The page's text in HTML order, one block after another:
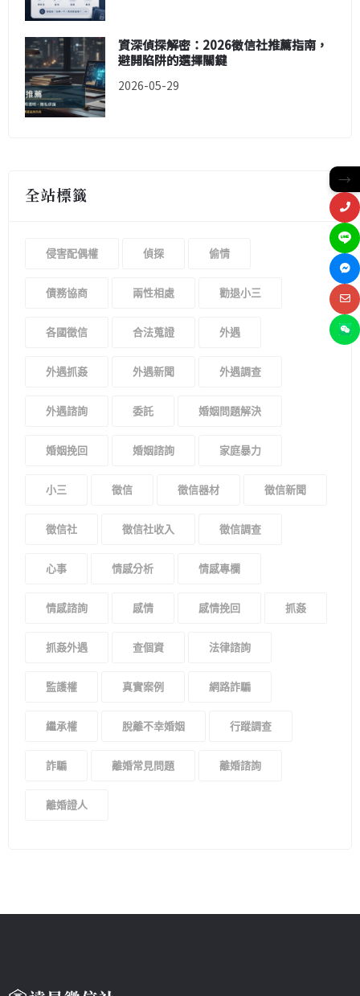
資深偵探解密：2026徵信社推薦指南，
避開陷阱的選擇關鍵
2026-05-29
全站標籤
侵害配偶權 偵探 偷情
債務協商 兩性相處 勸退小三
各國徵信 合法蒐證 外遇
外遇抓姦 外遇新聞 外遇調查
外遇諮詢 委託 婚姻問題解決
婚姻挽回 婚姻諮詢 家庭暴力
小三 徵信 徵信器材 徵信新聞
徵信社 徵信社收入 徵信調查
心事 情感分析 情感專欄
情感諮詢 感情 感情挽回 抓姦
抓姦外遇 查個資 法律諮詢
監護權 真實案例 網路詐騙
繼承權 脫離不幸婚姻 行蹤調查
詐騙 離婚常見問題 離婚諮詢
離婚證人
→